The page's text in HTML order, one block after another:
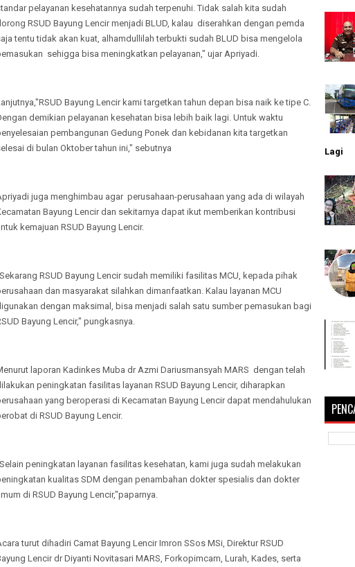
pelayanan kesehatannya sudah terpenuhi. Tidak salah kita sudah
RSUD Bayung Lencir menjadi BLUD, kalau diserahkan dengan pemda
tentu tidak akan kuat, alhamdullilah terbukti sudah BLUD bisa mengelola
sehigga bisa meningkatkan pelayanan," ujar Apriyadi.
Bayung Lencir kami targetkan tahun depan bisa naik ke tipe C.
demikian pelayanan kesehatan bisa lebih baik lagi. Untuk waktu
pembangunan Gedung Ponek dan kebidanan kita targetkan
di bulan Oktober tahun ini," sebutnya
juga menghimbau agar perusahaan-perusahaan yang ada di wilayah
Bayung Lencir dan sekitarnya dapat ikut memberikan kontribusi
kemajuan RSUD Bayung Lencir.
RSUD Bayung Lencir sudah memiliki fasilitas MCU, kepada pihak
dan masyarakat silahkan dimanfaatkan. Kalau layanan MCU
dengan maksimal, bisa menjadi salah satu sumber pemasukan bagi
Bayung Lencir," pungkasnya.
laporan Kadinkes Muba dr Azmi Dariusmansyah MARS dengan telah
peningkatan fasilitas layanan RSUD Bayung Lencir, diharapkan
yang beroperasi di Kecamatan Bayung Lencir dapat mendahulukan
di RSUD Bayung Lencir.
peningkatan layanan fasilitas kesehatan, kami juga sudah melakukan
kualitas SDM dengan penambahan dokter spesialis dan dokter
di RSUD Bayung Lencir,"paparnya.
turut dihadiri Camat Bayung Lencir Imron SSos MSi, Direktur RSUD
Lencir dr Diyanti Novitasari MARS, Forkopimcam, Lurah, Kades, serta
Lagi